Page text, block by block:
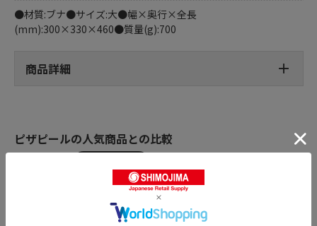
●材質:ブナ●サイズ:大●幅×奥行×全長
(mm):300×330×460●質量(g):700
商品詳細
ピザピールの人気商品との比較